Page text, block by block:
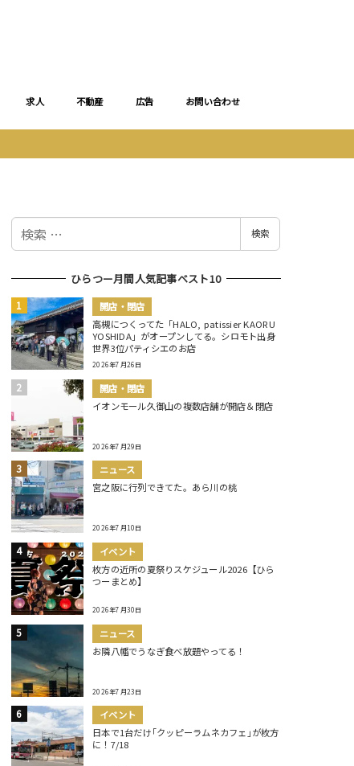
求人 不動産 広告 お問い合わせ
検
検索
ひらつー月間人気記事ベスト10
開店・閉店
高槻につくってた「HALO, patissier KAORU
YOSHIDA」がオープンしてる。シロモト出身
世界3位パティシエのお店
2026年7月26日
開店・閉店
イオンモール久御山の複数店舗が開店＆閉店
2026年7月29日
ニュース
宮之阪に行列できてた。あら川の桃
2026年7月10日
イベント
枚方の近所の夏祭りスケジュール2026【ひら
つーまとめ】
2026年7月30日
ニュース
お隣八幡でうなぎ食べ放題やってる！
2026年7月23日
イベント
日本で1台だけ｢クッピーラムネカフェ｣が枚方
に！7/18